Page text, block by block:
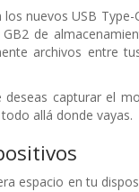
nuevos USB
de
archivos entre
capturar el
allá donde vayas.
espacio en tu